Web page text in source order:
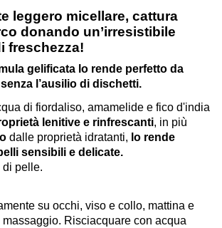
leggero micellare, cattura
donando un’irresistibile
freschezza!
gelificata lo rende perfetto da
l’ausilio di dischetti.
di fiordaliso, amamelide e fico d'india
lenitive e rinfrescanti, in più
dalle proprietà idratanti, lo rende
sensibili e delicate.
di pelle.
su occhi, viso e collo, mattina e
Risciacquare con acqua